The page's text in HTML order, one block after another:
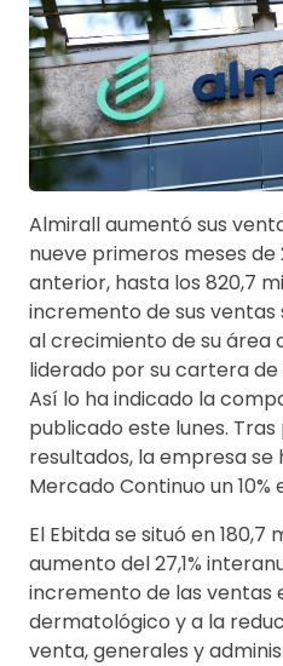
Almirall aumentó sus
nueve primeros meses
anterior, hasta los 820,7
incremento de sus
al crecimiento de su área
liderado por su cartera de
Así lo ha indicado la
publicado este lunes.
resultados, la empresa se
Mercado Continuo un
El Ebitda se situó en 180,7
aumento del 27,1%
incremento de las ventas
dermatológico y a la
venta, generales y